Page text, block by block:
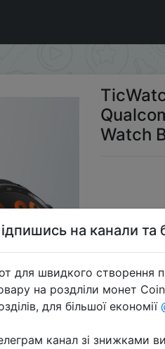
Smartwatch Men
Watch
на канали та
для швидкого створення
на роздліли монет
для більшої економії
канал зі знижками